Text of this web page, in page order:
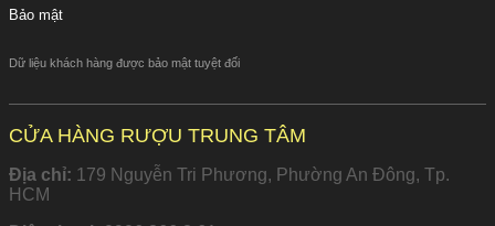
Bảo mật
Dữ liệu khách hàng được bảo mật tuyệt đối
CỬA HÀNG RƯỢU TRUNG TÂM
Địa chỉ: 179 Nguyễn Tri Phương, Phường An Đông, Tp.
HCM